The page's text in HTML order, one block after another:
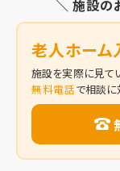
＼ 施設の
老人ホーム
施設を実際に見て
無料電話で相談に